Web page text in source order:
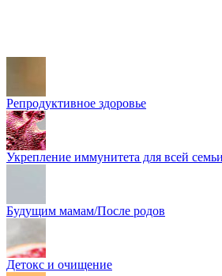
Репродуктивное здоровье
Укрепление иммунитета для всей семьи
Будущим мамам/После родов
Детокс и очищение